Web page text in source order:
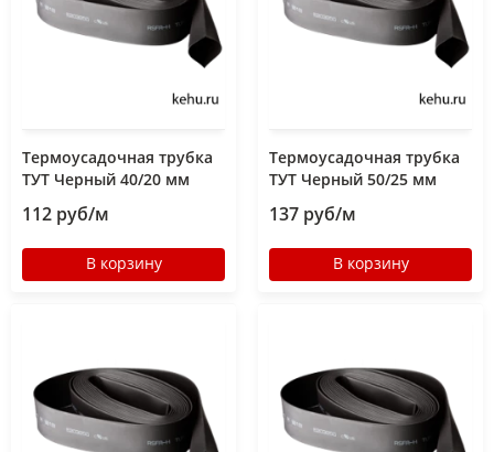
Термоусадочная трубка
ТУТ Черный 40/20 мм
112 руб/м
В корзину
Термоусадочная трубка
ТУТ Черный 50/25 мм
137 руб/м
В корзину